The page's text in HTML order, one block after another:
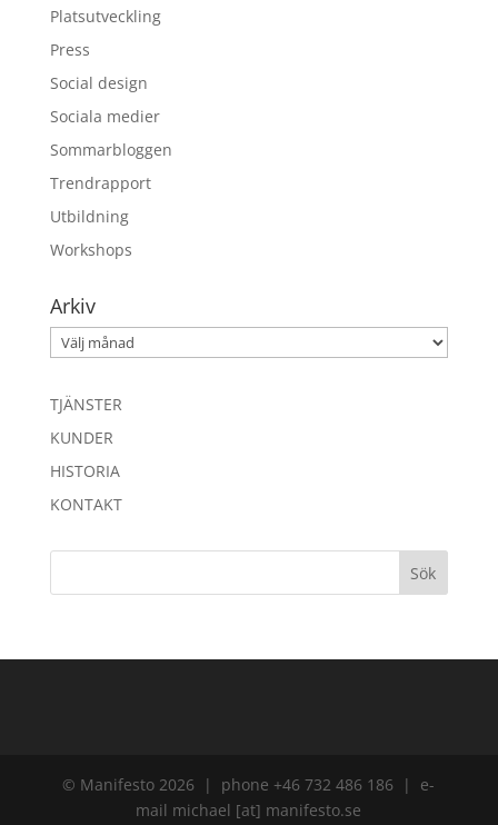
Platsutveckling
Press
Social design
Sociala medier
Sommarbloggen
Trendrapport
Utbildning
Workshops
Arkiv
Arkiv
TJÄNSTER
KUNDER
HISTORIA
KONTAKT
© Manifesto 2026 | phone +46 732 486 186 | e-
mail michael [at] manifesto.se